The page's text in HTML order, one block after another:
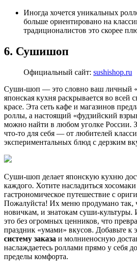
Иногда хочется уникальных
больше ориентировано на
традиционалистов это скорее
6. Сушишоп
Официальный сайт: sushishop.ru
Суши-шоп — это словно ваш личный
японская кухня раскрывается во всей
красе. Эта сеть кафе и магазинов
роллы, а настоящий «фудзийский
можно найти в любом уголке России.
что-то для себя — от любителей
экспериментальных блюд с дерзким
Суши-шоп делает японскую кухню
каждого. Хотите насладиться
гастрономическое путешествие с
Пожалуйста! Их меню продумано так,
новичкам, и знатокам суши-
это без огромных ценников, что
праздник «умами» вкусов. Добавьте к
систему заказа и молниеносную
наслаждаетесь роллами прямо у себя
пределы комфорта.